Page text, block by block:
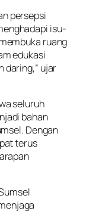
persepsi
isu-
ruang
edukasi
daring,” ujar
seluruh
bahan
Dengan
terus